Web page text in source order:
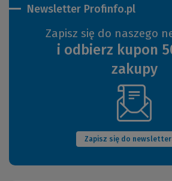
Newsletter Profinfo.pl
Zapisz się do naszego
i odbierz kupon
zakupy
Zapisz się do
(Nowe
okno)